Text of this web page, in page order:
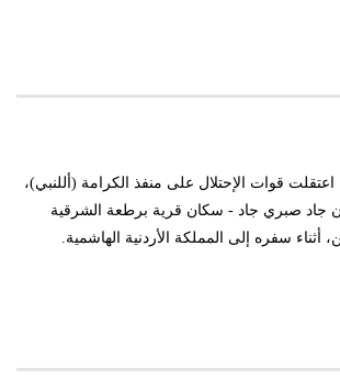
الساعة 15:00 اعتقلت قوات الإحتلال على منفذ الكرامة (أللنبي)،
جاد صبري جاد - سكان قرية برطعة الشرقية
أثناء سفره إلى المملكة الأردنية الهاشمية.